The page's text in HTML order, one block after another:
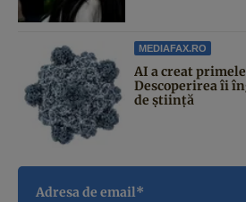
MEDIAFAX.RO
AI a creat
Descoperirea îi
de știință
Adresa de email*